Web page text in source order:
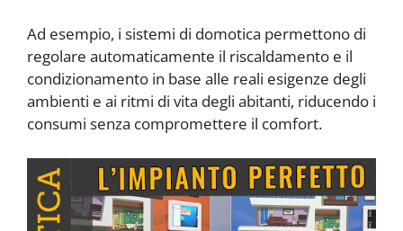
Ad esempio, i sistemi di domotica permettono di
regolare automaticamente il riscaldamento e il
condizionamento in base alle reali esigenze degli
ambienti e ai ritmi di vita degli abitanti, riducendo i
consumi senza compromettere il comfort.